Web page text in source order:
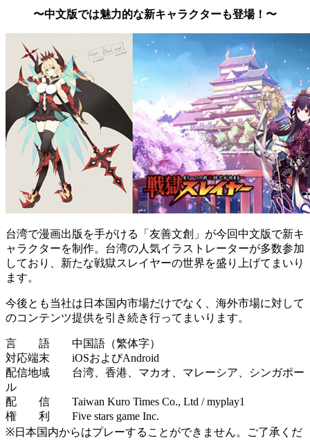
〜中文版では魅力的な新キャラクターも登場！〜
台湾で漫画出版を手がける「友善文創」が今回中文版で新キ
ャラクターを制作。台湾の人気イラストレーターが多数参加
しており、新たな戦獄スレイヤーの世界を盛り上げてまいり
ます。
今後とも当社は日本国内市場だけでなく、海外市場に対して
のコンテンツ提供を引き続き行ってまいります。
言 語 中国語（繁体字）
対応端末 iOSおよびAndroid
配信地域 台湾、香港、マカオ、マレーシア、シンガポー
ル
配 信 Taiwan Kuro Times Co., Ltd / myplay1
権 利 Five stars game Inc.
※日本国内からはプレーすることができません。ご了承くだ